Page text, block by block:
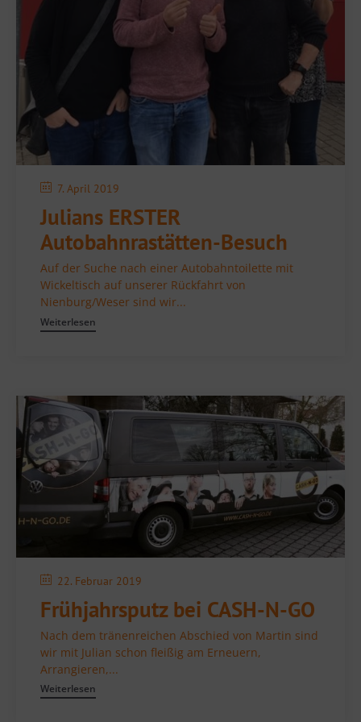
7. April 2019
Julians ERSTER
Autobahnrastätten-Besuch
Auf der Suche nach einer Autobahntoilette mit
Wickeltisch auf unserer Rückfahrt von
Nienburg/Weser sind wir...
Weiterlesen
22. Februar 2019
Frühjahrsputz bei CASH-N-GO
Nach dem tränenreichen Abschied von Martin sind
wir mit Julian schon fleißig am Erneuern,
Arrangieren,...
Weiterlesen